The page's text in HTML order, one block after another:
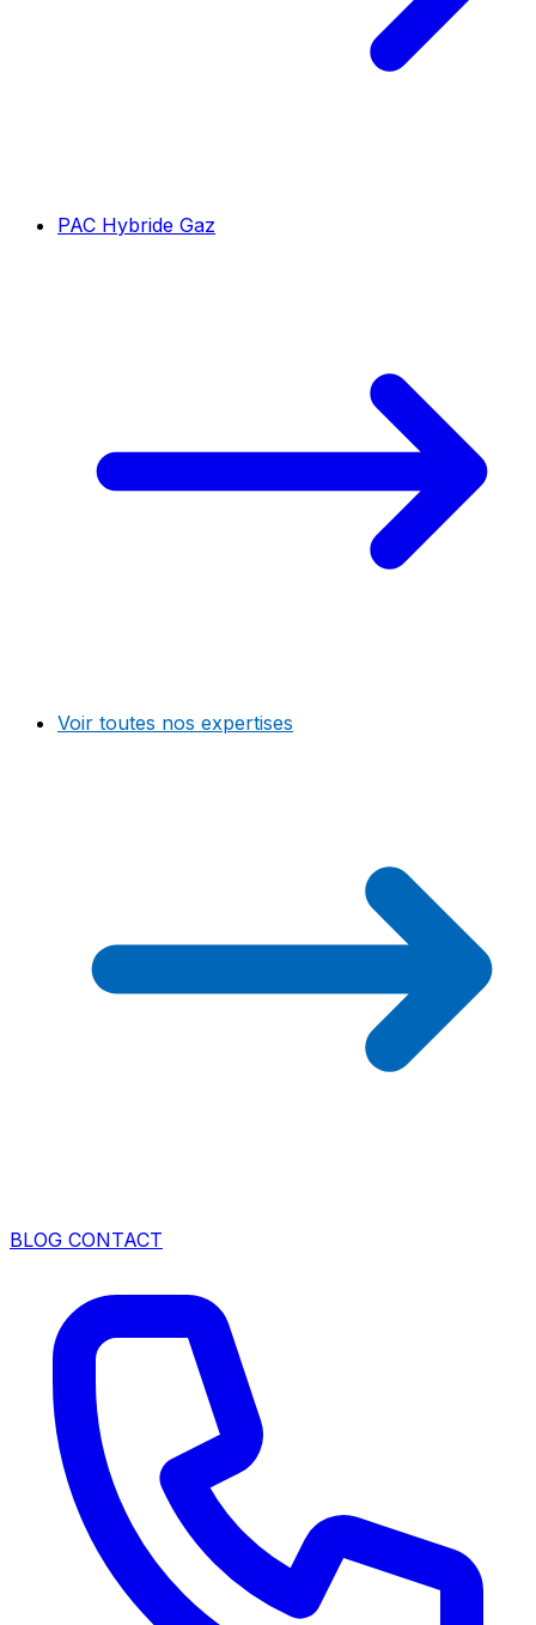
PAC Hybride Gaz
Voir toutes nos expertises
BLOG CONTACT